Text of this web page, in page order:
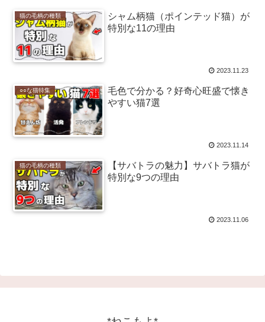
猫の毛柄の種類
シャム柄猫（ポインテッド猫）が
特別な11の理由
2023.11.23
○○な猫特集
毛色で分かる？好奇心旺盛で懐き
やすい猫7選
2023.11.14
猫の毛柄の種類
【サバトラの魅力】サバトラ猫が
特別な9つの理由
2023.11.06